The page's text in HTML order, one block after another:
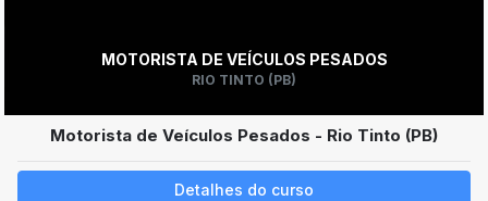
MOTORISTA DE VEÍCULOS PESADOS
RIO TINTO (PB)
Motorista de Veículos Pesados - Rio Tinto (PB)
Detalhes do curso